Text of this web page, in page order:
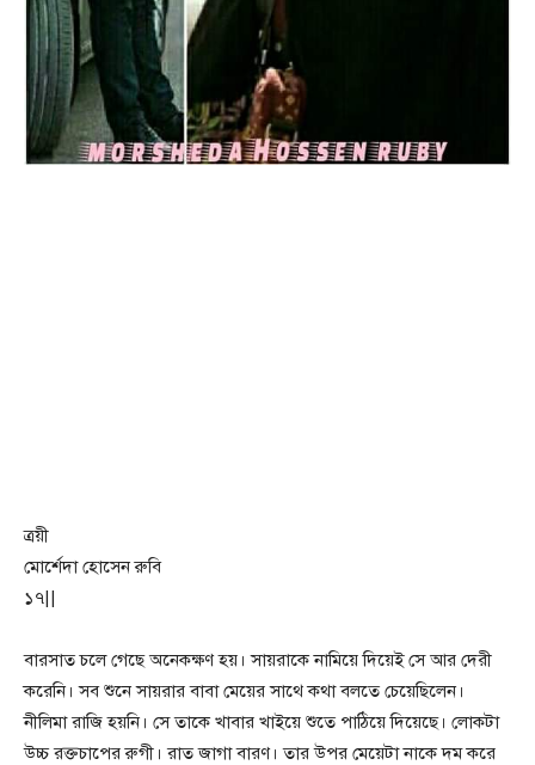
ত্রয়ী
মোর্শেদা হোসেন রুবি
১৭||
বারসাত চলে গেছে অনেকক্ষণ হয়। সায়রাকে নামিয়ে দিয়েই সে আর দেরী
করেনি। সব শুনে সায়রার বাবা মেয়ের সাথে কথা বলতে চেয়েছিলেন।
নীলিমা রাজি হয়নি। সে তাকে খাবার খাইয়ে শুতে পাঠিয়ে দিয়েছে। লোকটা
উচ্চ রক্তচাপের রুগী। রাত জাগা বারণ। তার উপর মেয়েটা নাকে দম করে